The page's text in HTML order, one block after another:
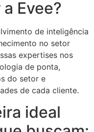
Evee?
de inteligência
no setor
expertises nos
de ponta,
do setor e
de cada cliente.
ideal